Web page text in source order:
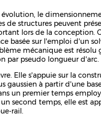
le
de structures peuvent
lors de la conception.
basée sur l'emploi d'un
mécanique est
par pseudo longueur d'arc.
Elle s'appuie sur la
à partir d'une
un premier temps
second temps, elle est
rail.